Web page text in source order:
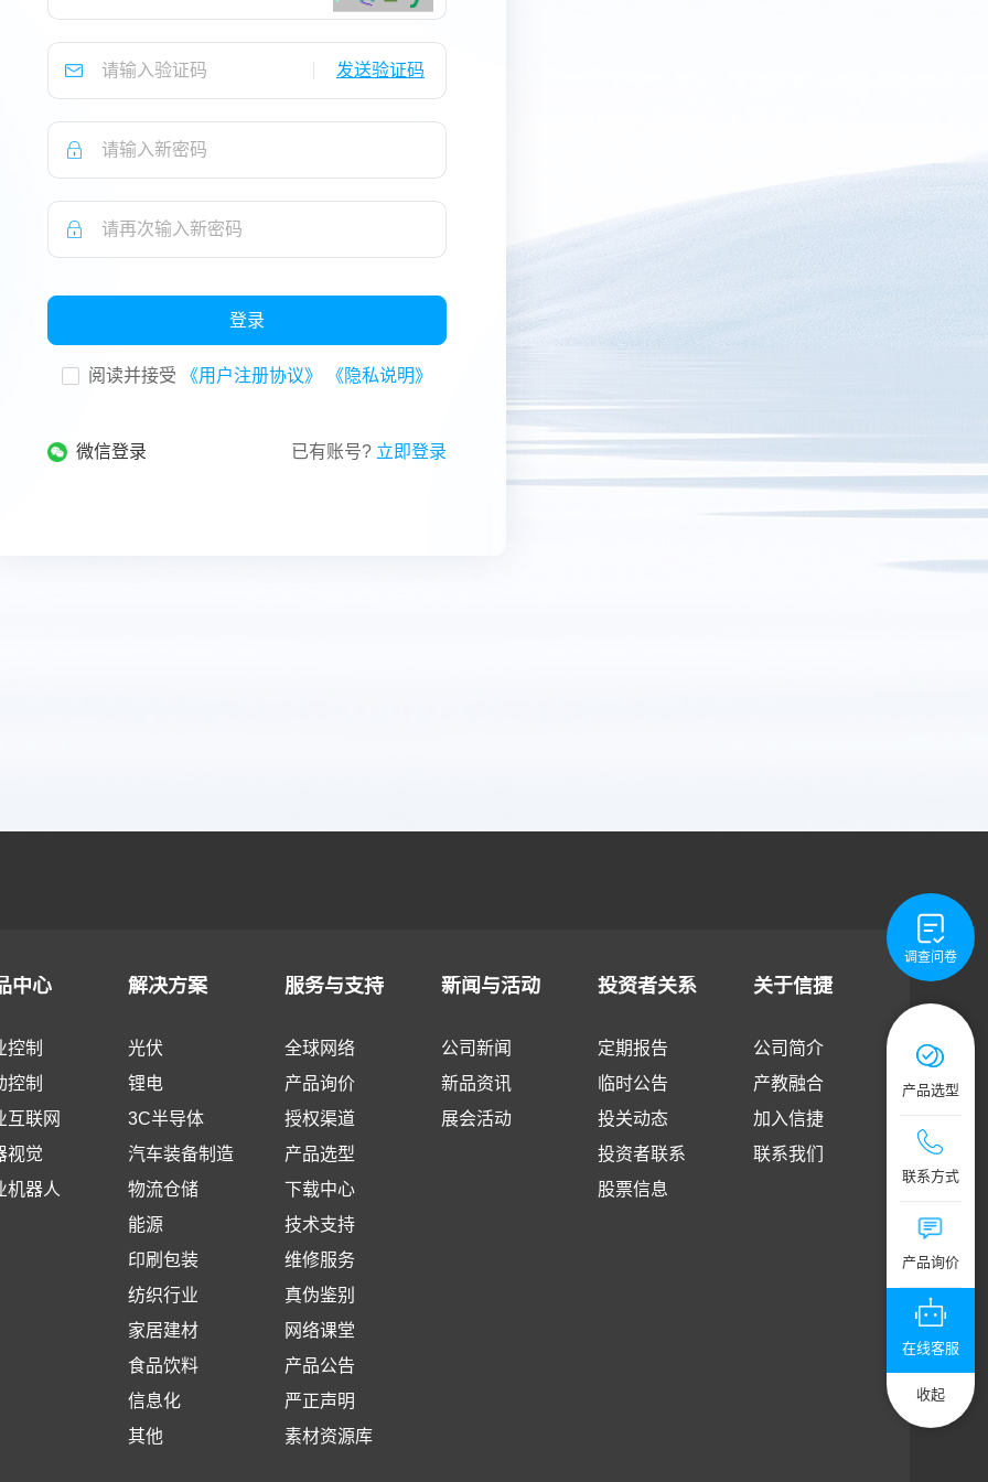
发送验证码
登录
阅读并接受 《用户注册协议》 《隐私说明》
微信登录 已有账号? 立即登录
中心
控制
控制
互联网
视觉
机器人
解决方案
光伏
锂电
3C半导体
汽车装备制造
物流仓储
能源
印刷包装
纺织行业
家居建材
食品饮料
信息化
其他
服务与支持
全球网络
产品询价
授权渠道
产品选型
下载中心
技术支持
维修服务
真伪鉴别
网络课堂
产品公告
严正声明
素材资源库
新闻与活动
公司新闻
新品资讯
展会活动
投资者关系
定期报告
临时公告
投关动态
投资者联系
股票信息
关于信捷
公司简介
产教融合
加入信捷
联系我们
调查问卷
产品选型
联系方式
技术服务热
产品询价
提交您的需
在线客服
收起